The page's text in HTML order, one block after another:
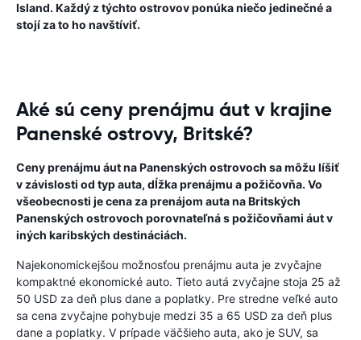
Island. Každý z týchto ostrovov ponúka niečo jedinečné a
stojí za to ho navštíviť.
Aké sú ceny prenájmu áut v krajine
Panenské ostrovy, Britské?
Ceny prenájmu áut na Panenských ostrovoch sa môžu líšiť
v závislosti od typ auta, dĺžka prenájmu a požičovňa. Vo
všeobecnosti je cena za prenájom auta na Britských
Panenských ostrovoch porovnateľná s požičovňami áut v
iných karibských destináciách.
Najekonomickejšou možnosťou prenájmu auta je zvyčajne
kompaktné ekonomické auto. Tieto autá zvyčajne stoja 25 až
50 USD za deň plus dane a poplatky. Pre stredne veľké auto
sa cena zvyčajne pohybuje medzi 35 a 65 USD za deň plus
dane a poplatky. V prípade väčšieho auta, ako je SUV, sa